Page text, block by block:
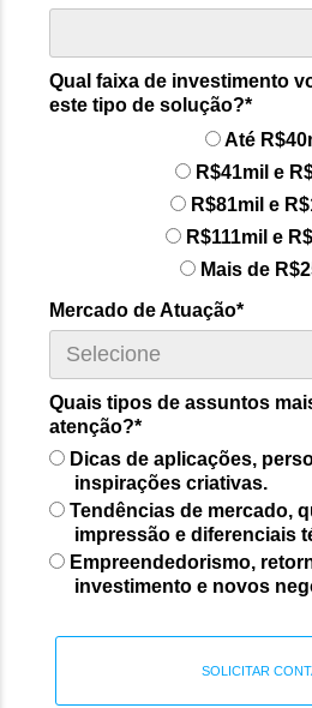
Qual faixa de investimento
este tipo de solução?*
Até
R$41mil e
R$81mil e
R$111mil e
Mais de
Mercado de Atuação*
Quais tipos de assuntos
atenção?*
Dicas de aplicações,
inspirações criativas.
Tendências de mercado,
impressão e diferenciais
Empreendedorismo,
investimento e novos
SOLICITAR